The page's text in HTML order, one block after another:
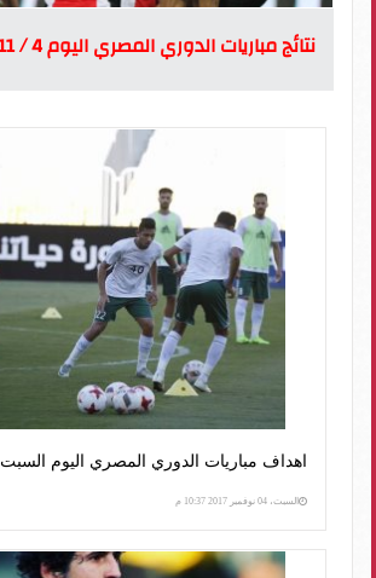
نتائج مباريات الدوري المصري اليوم 4 / 11 / 2017
اهداف مباريات الدوري المصري اليوم السبت 4 / 11 / 2017
السبت، 04 نوفمبر 2017 10:37 م